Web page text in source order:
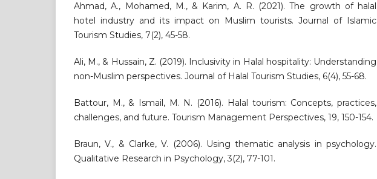
Ahmad, A., Mohamed, M., & Karim, A. R. (2021). The growth of halal
hotel industry and its impact on Muslim tourists. Journal of Islamic
Tourism Studies, 7(2), 45-58.
Ali, M., & Hussain, Z. (2019). Inclusivity in Halal hospitality: Understanding
non-Muslim perspectives. Journal of Halal Tourism Studies, 6(4), 55-68.
Battour, M., & Ismail, M. N. (2016). Halal tourism: Concepts, practices,
challenges, and future. Tourism Management Perspectives, 19, 150-154.
Braun, V., & Clarke, V. (2006). Using thematic analysis in psychology.
Qualitative Research in Psychology, 3(2), 77-101.